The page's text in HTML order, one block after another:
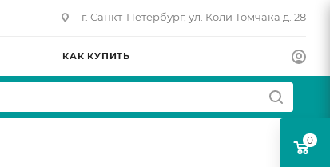
г. Санкт-Петербург, ул. Коли Томчака д. 28
КАК КУПИТЬ
0